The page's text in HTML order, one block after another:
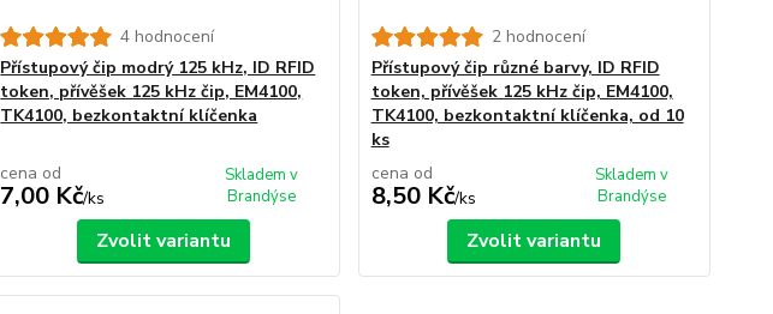
4 hodnocení
Přístupový čip modrý 125 kHz, ID RFID
token, přívěšek 125 kHz čip, EM4100,
TK4100, bezkontaktní klíčenka
cena od
7,00 Kč/ks
Skladem v
Brandýse
Zvolit variantu
2 hodnocení
Přístupový čip různé barvy, ID RFID
token, přívěšek 125 kHz čip, EM4100,
TK4100, bezkontaktní klíčenka, od 10
ks
cena od
8,50 Kč/ks
Skladem v
Brandýse
Zvolit variantu